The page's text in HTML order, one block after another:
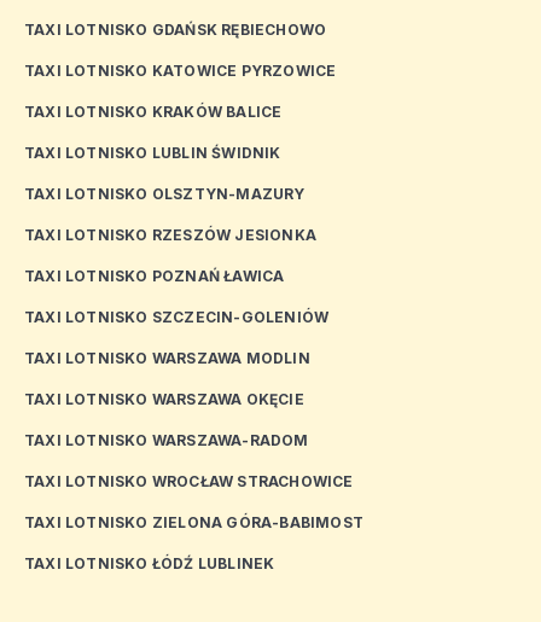
TAXI LOTNISKO GDAŃSK RĘBIECHOWO
TAXI LOTNISKO KATOWICE PYRZOWICE
TAXI LOTNISKO KRAKÓW BALICE
TAXI LOTNISKO LUBLIN ŚWIDNIK
TAXI LOTNISKO OLSZTYN-MAZURY
TAXI LOTNISKO RZESZÓW JESIONKA
TAXI LOTNISKO POZNAŃ ŁAWICA
TAXI LOTNISKO SZCZECIN-GOLENIÓW
TAXI LOTNISKO WARSZAWA MODLIN
TAXI LOTNISKO WARSZAWA OKĘCIE
TAXI LOTNISKO WARSZAWA-RADOM
TAXI LOTNISKO WROCŁAW STRACHOWICE
TAXI LOTNISKO ZIELONA GÓRA-BABIMOST
TAXI LOTNISKO ŁÓDŹ LUBLINEK